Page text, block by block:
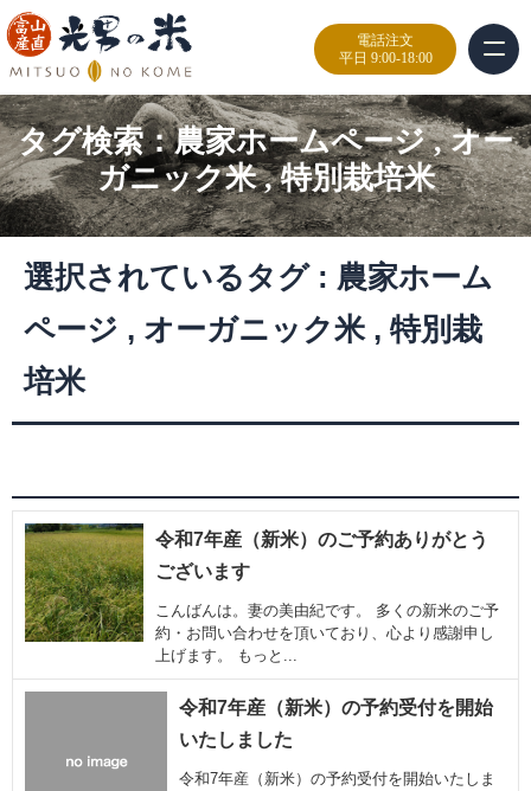
電話注文
平日 9:00-18:00
タグ検索：農家ホームページ,オー
ガニック米,特別栽培米
選択されているタグ : 農家ホーム
ページ , オーガニック米, 特別栽
培米
令和7年産（新米）のご予約ありがとう
ございます
こんばんは。妻の美由紀です。 多くの新米のご予
約・お問い合わせを頂いており、心より感謝申し
上げます。 もっと...
令和7年産（新米）の予約受付を開始
いたしました
令和7年産（新米）の予約受付を開始いたしま